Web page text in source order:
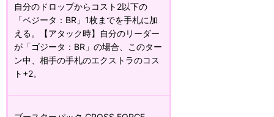
自分のドロップからコスト2以下の
「ベジータ：BR」1枚までを手札に加
える。【アタック時】自分のリーダー
が「ゴジータ：BR」の場合、このター
ン中、相手の手札のエクストラのコス
ト+2。